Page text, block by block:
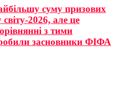
суму призових
світу-2026, але це
з тими
засновники ФІФА